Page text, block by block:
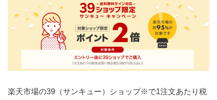
楽天市場の39（サンキュー）ショップ※で1注文あたり税